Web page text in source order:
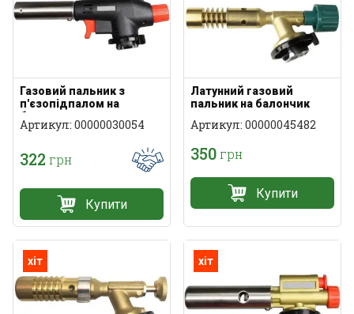
Газовий пальник з
п'єзопідпалом на
балончик
Артикул: 00000030054
322 грн
Купити
Латунний газовий
пальник на балончик
Артикул: 00000045482
350грн
Купити
хіт хіт